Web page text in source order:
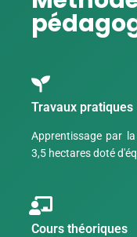
Travaux pratiques
Apprentissage par
3,5 hectares doté
Cours théoriques